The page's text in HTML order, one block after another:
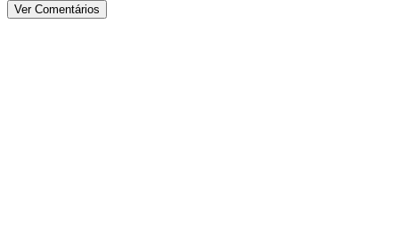
Ver Comentários